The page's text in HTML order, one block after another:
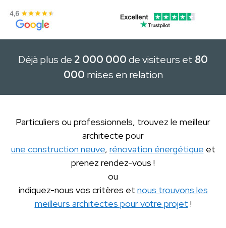
Déjà plus de 2 000 000de visiteurs et 80
000 mises en relation
Particuliers ou professionnels, trouvez le meilleur
architecte pour
une construction neuve, rénovation énergétique et
prenez rendez-vous !
ou
indiquez-nous vos critères et nous trouvons les
meilleurs architectes pour votre projet !